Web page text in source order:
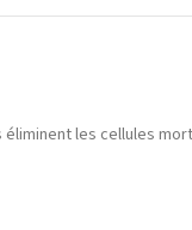
les cellules